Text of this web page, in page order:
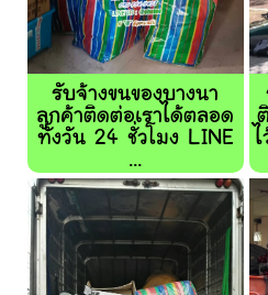
รับจ้างขนของบางนา
ลูกค้าติดต่อเราได้ตลอด
ทั้งวัน 24 ชั่วโมง LINE
...